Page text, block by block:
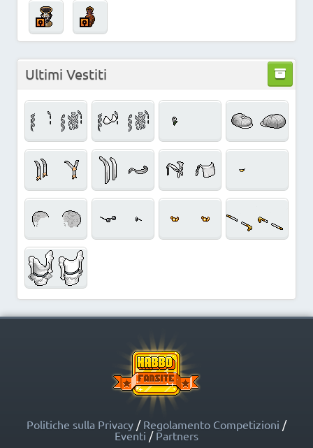
Ultimi Vestiti
Politiche sulla Privacy / Regolamento Competizioni /
Eventi / Partners